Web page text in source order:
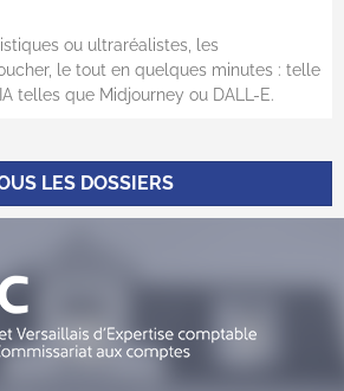
ou ultraréalistes, les
le tout en quelques minutes : telle
telles que Midjourney ou DALL-E.
LES DOSSIERS